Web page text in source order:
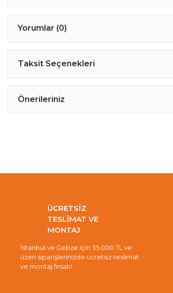
Yorumlar (0)
Taksit Seçenekleri
Önerileriniz
ÜCRETSİZ
TESLİMAT VE
MONTAJ
İstanbul ve Gebze için 35.000 TL ve
üzeri siparişlerinizde ücretsiz teslimat
ve montaj fırsatı!